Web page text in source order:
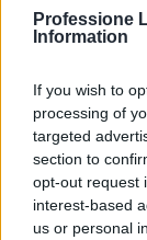
Professione
Information
If you wish to
processing of
targeted
section to
opt-out request
interest-based
us or personal
Cultura 2029
Susanna Riva · 5 Ago
BREAKING NEWS